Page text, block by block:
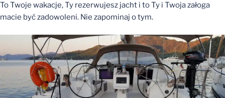
To Twoje wakacje, Ty rezerwujesz jacht i to Ty i Twoja załoga
macie być zadowoleni. Nie zapominaj o tym.